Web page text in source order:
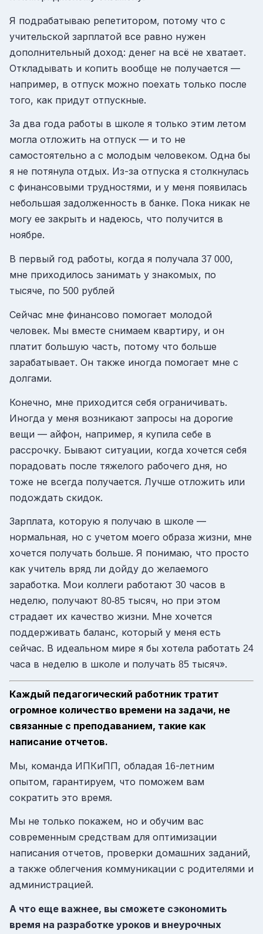
Я подрабатываю репетитором, потому что с
учительской зарплатой все равно нужен
дополнительный доход: денег на всё не хватает.
Откладывать и копить вообще не получается —
например, в отпуск можно поехать только после
того, как придут отпускные.
За два года работы в школе я только этим летом
могла отложить на отпуск — и то не
самостоятельно а с молодым человеком. Одна бы
я не потянула отдых. Из-за отпуска я столкнулась
с финансовыми трудностями, и у меня появилась
небольшая задолженность в банке. Пока никак не
могу ее закрыть и надеюсь, что получится в
ноябре.
В первый год работы, когда я получала 37 000,
мне приходилось занимать у знакомых, по
тысяче, по 500 рублей
Сейчас мне финансово помогает молодой
человек. Мы вместе снимаем квартиру, и он
платит большую часть, потому что больше
зарабатывает. Он также иногда помогает мне с
долгами.
Конечно, мне приходится себя ограничивать.
Иногда у меня возникают запросы на дорогие
вещи — айфон, например, я купила себе в
рассрочку. Бывают ситуации, когда хочется себя
порадовать после тяжелого рабочего дня, но
тоже не всегда получается. Лучше отложить или
подождать скидок.
Зарплата, которую я получаю в школе —
нормальная, но с учетом моего образа жизни, мне
хочется получать больше. Я понимаю, что просто
как учитель вряд ли дойду до желаемого
заработка. Мои коллеги работают 30 часов в
неделю, получают 80-85 тысяч, но при этом
страдает их качество жизни. Мне хочется
поддерживать баланс, который у меня есть
сейчас. В идеальном мире я бы хотела работать 24
часа в неделю в школе и получать 85 тысяч».
Каждый педагогический работник тратит
огромное количество времени на задачи, не
связанные с преподаванием, такие как
написание отчетов.
Мы, команда ИПКиПП, обладая 16-летним
опытом, гарантируем, что поможем вам
сократить это время.
Мы не только покажем, но и обучим вас
современным средствам для оптимизации
написания отчетов, проверки домашних заданий,
а также облегчения коммуникации с родителями и
администрацией.
А что еще важнее, вы сможете сэкономить
время на разработке уроков и внеурочных